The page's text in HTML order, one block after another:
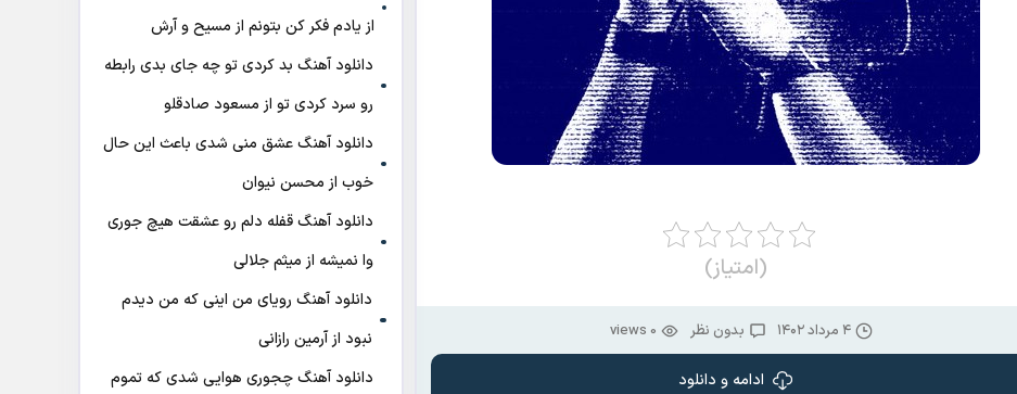
(امتیاز)
۴ مرداد ۱۴۰۲ بدون نظر 0 views
ادامه و دانلود
از یادم فکر کن بتونم از مسیح و آرش
دانلود آهنگ بد کردی تو چه جای بدی رابطه
رو سرد کردی تو از مسعود صادقلو
دانلود آهنگ عشق منی شدی باعث این حال
خوب از محسن نیوان
دانلود آهنگ قفله دلم رو عشقت هیچ جوری
وا نمیشه از میثم جلالی
دانلود آهنگ رویای من اینی که من دیدم
نبود از آرمین رازانی
دانلود آهنگ ﭼﺠﻮری ﻫﻮاﻳﻰ ﺷﺪی ﻛﻪ ﺗﻤﻮم